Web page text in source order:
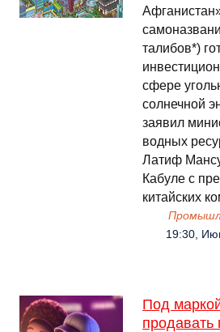
талибов*)
сфере
солнечной
заявил
водных
Латиф
Кабуле с
китайских
19:30,
Под